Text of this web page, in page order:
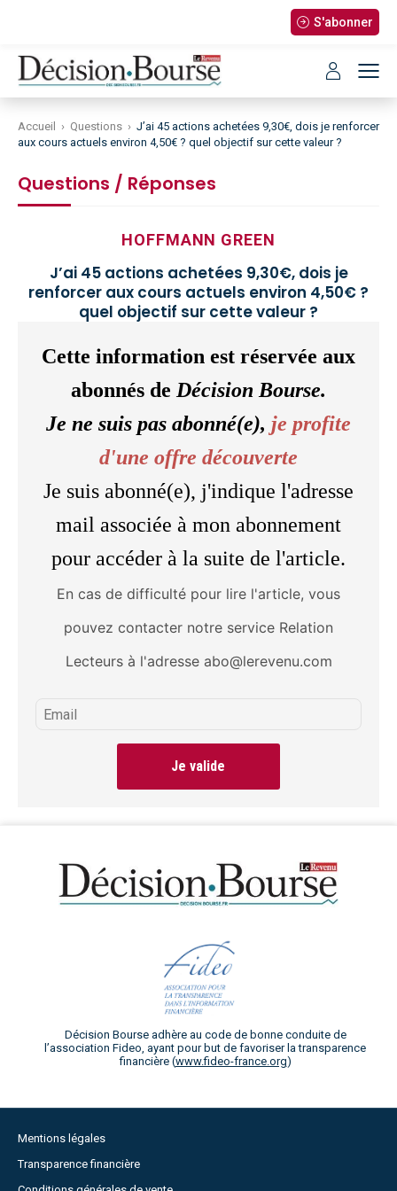
S'abonner
Accueil › Questions › J’ai 45 actions achetées 9,30€, dois je renforcer
aux cours actuels environ 4,50€ ? quel objectif sur cette valeur ?
Questions / Réponses
HOFFMANN GREEN
J’ai 45 actions achetées 9,30€, dois je
renforcer aux cours actuels environ 4,50€ ?
quel objectif sur cette valeur ?
Cette information est réservée aux
abonnés de Décision Bourse.
Je ne suis pas abonné(e), je profite
d'une offre découverte
Je suis abonné(e), j'indique l'adresse
mail associée à mon abonnement
pour accéder à la suite de l'article.
En cas de difficulté pour lire l'article, vous
pouvez contacter notre service Relation
Lecteurs à l'adresse abo@lerevenu.com
Je valide
Décision Bourse adhère au code de bonne conduite de
l’association Fideo, ayant pour but de favoriser la transparence
financière (www.fideo-france.org)
Mentions légales
Transparence financière